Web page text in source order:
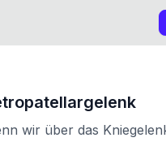
wir über das